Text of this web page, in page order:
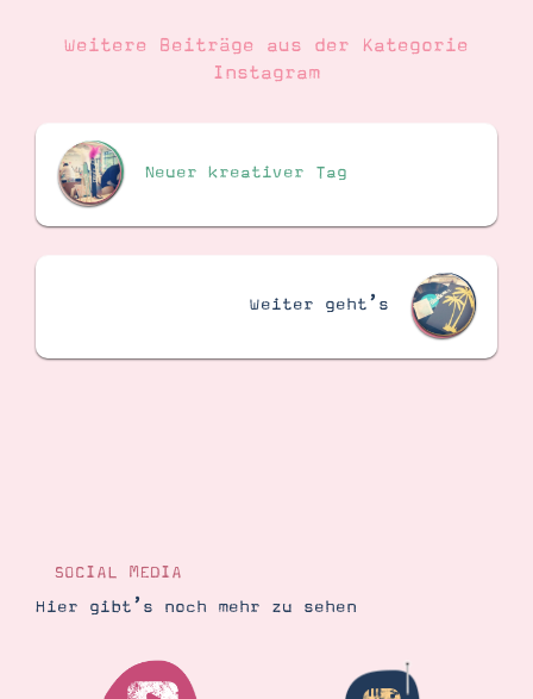
Weitere Beiträge aus der Kategorie
Instagram
Neuer kreativer Tag
Weiter geht’s
SOCIAL MEDIA
Hier gibt’s noch mehr zu sehen